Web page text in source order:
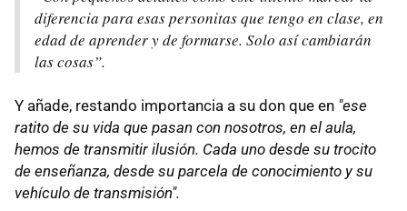
diferencia para esas personitas que tengo en clase, en
edad de aprender y de formarse. Solo así cambiarán
las cosas”.
Y añade, restando importancia a su don que en "ese
ratito de su vida que pasan con nosotros, en el aula,
hemos de transmitir ilusión. Cada uno desde su trocito
de enseñanza, desde su parcela de conocimiento y su
vehículo de transmisión".